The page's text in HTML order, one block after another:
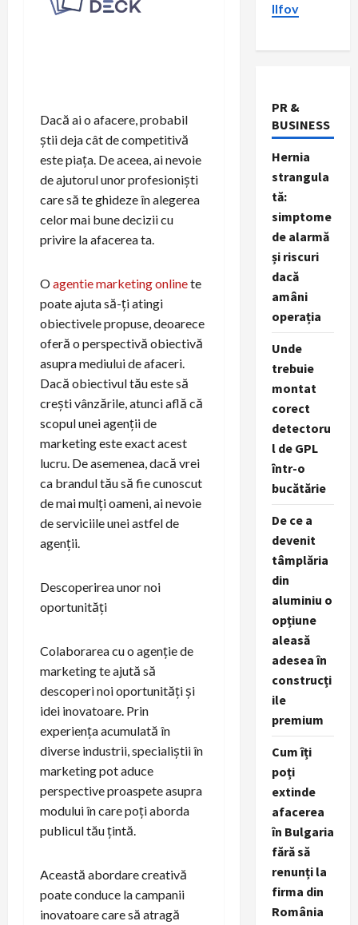
Dacă ai o afacere, probabil
știi deja cât de competitivă
este piața. De aceea, ai nevoie
de ajutorul unor profesioniști
care să te ghideze în alegerea
celor mai bune decizii cu
privire la afacerea ta.
Oagentie marketing onlinete
poate ajuta să-ți atingi
obiectivele propuse, deoarece
oferă o perspectivă obiectivă
asupra mediului de afaceri.
Dacă obiectivul tău este să
crești vânzările, atunci află că
scopul unei agenții de
marketing este exact acest
lucru. De asemenea, dacă vrei
ca brandul tău să fie cunoscut
de mai mulți oameni, ai nevoie
de serviciile unei astfel de
agenții.
Descoperirea unor noi
oportunități
Colaborarea cu o agenție de
marketing te ajută să
descoperi noi oportunități și
idei inovatoare. Prin
experiența acumulată în
diverse industrii, specialiștii în
marketing pot aduce
perspective proaspete asupra
modului în care poți aborda
publicul tău țintă.
Această abordare creativă
poate conduce la campanii
inovatoare care să atragă
Ilfov
PR &
BUSINESS
Hernia
strangula
tă:
simptome
de alarmă
și riscuri
dacă
amâni
operația
Unde
trebuie
montat
corect
detectoru
l de GPL
într-o
bucătărie
De ce a
devenit
tâmplăria
din
aluminiu o
opțiune
aleasă
adesea în
construcți
ile
premium
Cum îți
poți
extinde
afacerea
în Bulgaria
fără să
renunți la
firma din
România